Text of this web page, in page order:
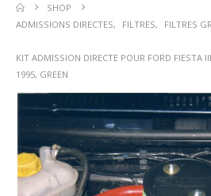
SHOP
ADMISSIONS DIRECTES, FILTRES, FILTRES
KIT ADMISSION DIRECTE POUR FORD FIESTA
1995, GREEN